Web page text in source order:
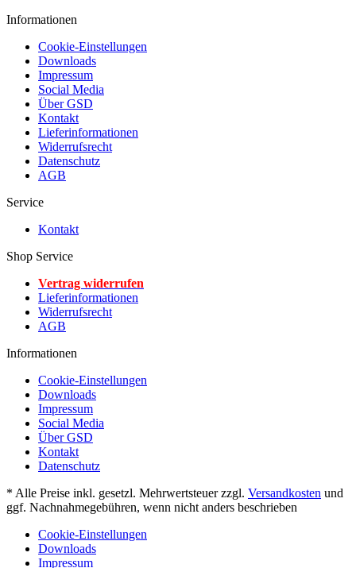
Informationen
Cookie-Einstellungen
Downloads
Impressum
Social Media
Über GSD
Kontakt
Lieferinformationen
Widerrufsrecht
Datenschutz
AGB
Service
Kontakt
Shop Service
Vertrag widerrufen
Lieferinformationen
Widerrufsrecht
AGB
Informationen
Cookie-Einstellungen
Downloads
Impressum
Social Media
Über GSD
Kontakt
Datenschutz
* Alle Preise inkl. gesetzl. Mehrwertsteuer zzgl. Versandkosten und
ggf. Nachnahmegebühren, wenn nicht anders beschrieben
Cookie-Einstellungen
Downloads
Impressum